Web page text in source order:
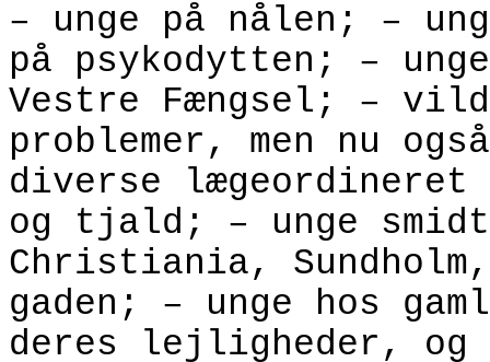
– unge på nålen; –
på psykodytten; –
Vestre Fængsel; –
problemer, men nu
diverse
og tjald; – unge
Christiania,
gaden; – unge hos
deres lejligheder, og